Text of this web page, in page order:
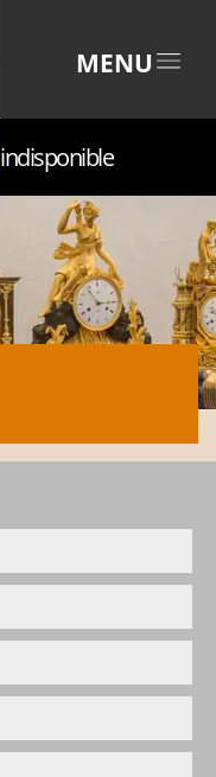
MENU
indisponible